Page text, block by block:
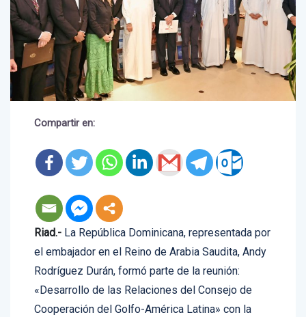
Compartir en:
Riad.- La República Dominicana, representada por
el embajador en el Reino de Arabia Saudita, Andy
Rodríguez Durán, formó parte de la reunión:
«Desarrollo de las Relaciones del Consejo de
Cooperación del Golfo-América Latina» con la